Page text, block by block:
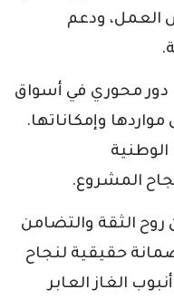
العمل، ودعم
دور محوري في أسواق
مواردها وإمكاناتها.
المشروع.
روح الثقة والتضامن
حقيقية لنجاح
الغاز العابر